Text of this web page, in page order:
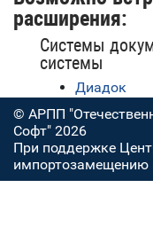
расширения:
Системы
системы
Диадок
© АРПП
Софт" 2026
При поддержке
импортозамещению